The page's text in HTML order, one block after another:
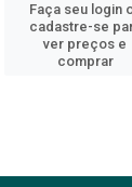
Faça seu login
cadastre-se
ver preços e
comprar